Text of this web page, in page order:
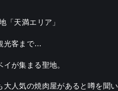
「天満エリア」
光客まで…
が集まる聖地。
大人気の焼肉屋があると噂を聞